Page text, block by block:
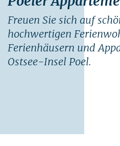
Freuen Sie sich auf
hochwertigen
Ferienhäusern und
Ostsee-Insel Poel.